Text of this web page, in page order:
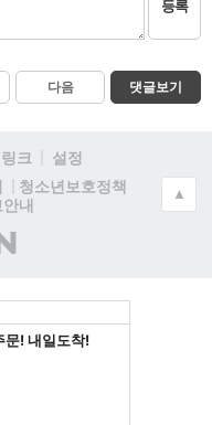
등록
다음 댓글보기
크
설정
청소년보호정책
내
▲